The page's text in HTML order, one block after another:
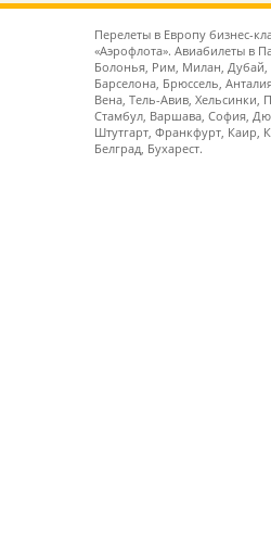
Перелеты в Европу бизнес-
«Аэрофлота». Авиабилеты в
Болонья, Рим, Милан,
Барселона, Брюссель,
Вена, Тель-Авив, Хельсинки,
Стамбул, Варшава, София,
Штутгарт, Франкфурт, Каир,
Белград, Бухарест.